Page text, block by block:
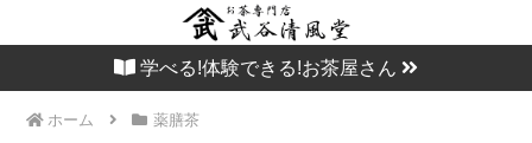
学べる!体験できる!お茶屋さん
ホーム 薬膳茶